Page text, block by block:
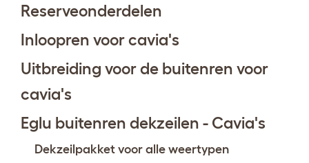
Reserveonderdelen
Inloopren voor cavia's
Uitbreiding voor de buitenren voor
cavia's
Eglu buitenren dekzeilen - Cavia's
Dekzeilpakket voor alle weertypen